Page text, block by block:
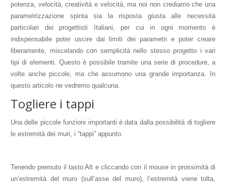
potenza, velocità, creatività e velocità, ma noi non crediamo che una
parametrizzazione spinta sia la risposta giusta alle necessità
particolari dei progettisti Italiani, per cui in ogni momento è
indispensabile poter uscire dai limiti dei parametri e poter creare
liberamente, miscelando con semplicità nello stesso progetto i vari
tipi di elementi. Questo è possibile tramite una serie di procedure, a
volte anche piccole, ma che assumono una grande importanza. In
questo articolo ne vedremo qualcuna.
Togliere i tappi
Una delle piccole funzioni importanti è data dalla possibilità di togliere
le estremità dei muri, i “tappi” appunto.
Tenendo premuto il tasto Alt e cliccando con il mouse in prossimità di
un’estremità del muro (sull’asse del muro), l’estremità viene tolta,